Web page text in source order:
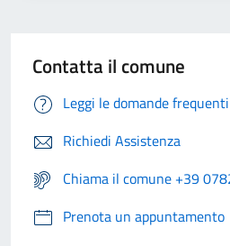
Contatta il comune
Leggi le domande frequenti
Richiedi Assistenza
Chiama il comune +39
Prenota un appuntamento